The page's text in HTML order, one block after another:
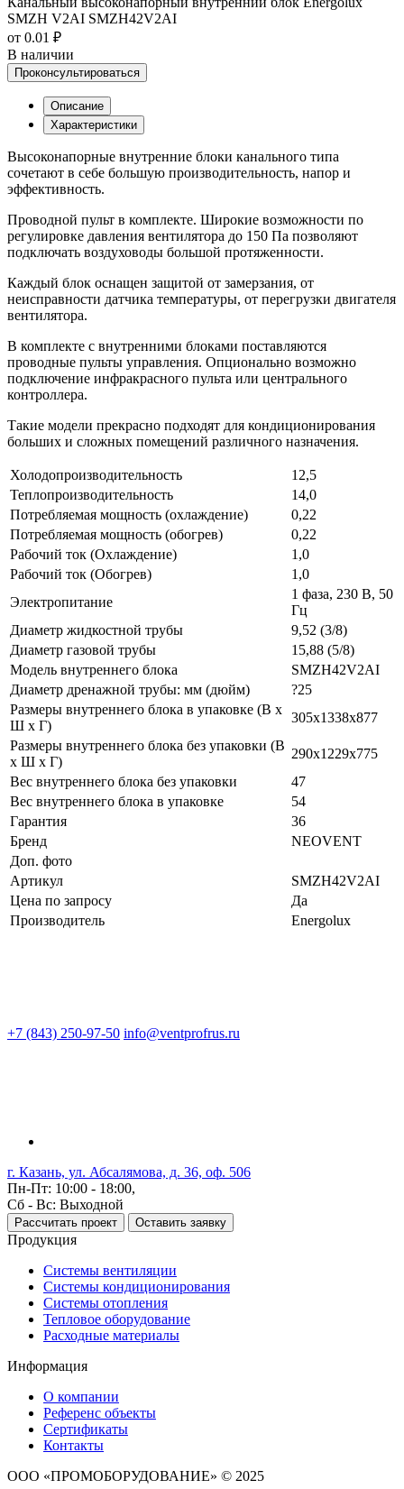
SMZH V2AI SMZH42V2AI
от 0.01 ₽
В наличии
Проконсультироваться
Описание
Характеристики
Высоконапорные внутренние блоки канального типа
сочетают в себе большую производительность, напор и
эффективность.
Проводной пульт в комплекте. Широкие возможности по
регулировке давления вентилятора до 150 Па позволяют
подключать воздуховоды большой протяженности.
Каждый блок оснащен защитой от замерзания, от
неисправности датчика температуры, от перегрузки двигателя
вентилятора.
В комплекте с внутренними блоками поставляются
проводные пульты управления. Опционально возможно
подключение инфракрасного пульта или центрального
контроллера.
Такие модели прекрасно подходят для кондиционирования
больших и сложных помещений различного назначения.
Холодопроизводительность
12,5
Теплопроизводительность
14,0
Потребляемая мощность (охлаждение)
0,22
Потребляемая мощность (обогрев)
0,22
Рабочий ток (Охлаждение)
1,0
Рабочий ток (Обогрев)
1,0
Электропитание
1 фаза, 230 В, 50
Гц
Диаметр жидкостной трубы
9,52 (3/8)
Диаметр газовой трубы
15,88 (5/8)
Модель внутреннего блока
SMZH42V2AI
Диаметр дренажной трубы: мм (дюйм)
?25
Размеры внутреннего блока в упаковке (В х
Ш х Г)
305x1338x877
Размеры внутреннего блока без упаковки (В
х Ш х Г)
290x1229x775
Вес внутреннего блока без упаковки
47
Вес внутреннего блока в упаковке
54
Гарантия
36
Бренд
NEOVENT
Доп. фото
Артикул
SMZH42V2AI
Цена по запросу
Да
Производитель
Energolux
+7 (843) 250-97-50 info@ventprofrus.ru
г. Казань, ул. Абсалямова, д. 36, оф. 506
Пн-Пт: 10:00 - 18:00,
Сб - Вс: Выходной
Рассчитать проект Оставить заявку
Продукция
Системы вентиляции
Системы кондиционирования
Системы отопления
Тепловое оборудование
Расходные материалы
Информация
О компании
Референс объекты
Сертификаты
Контакты
ООО «ПРОМОБОРУДОВАНИЕ» © 2025